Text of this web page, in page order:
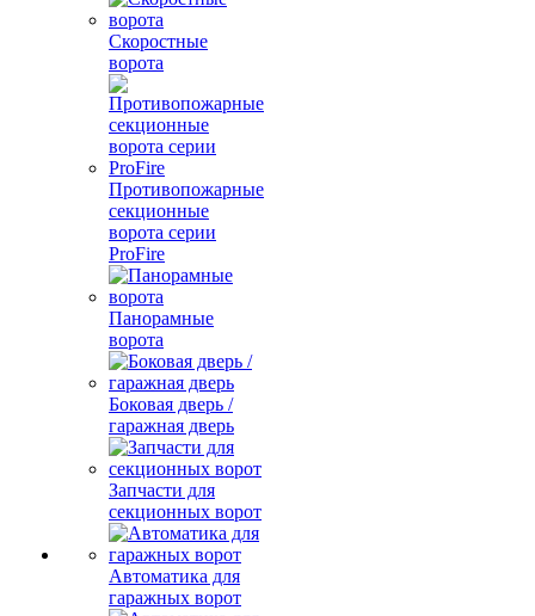
Скоростные
ворота
Противопожарные
секционные
ворота серии
ProFire
Панорамные
ворота
Боковая дверь /
гаражная дверь
Запчасти для
секционных ворот
Автоматика для
гаражных ворот